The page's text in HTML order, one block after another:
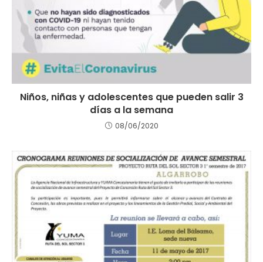
Niños, niñas y adolescentes que pueden salir 3
días a la semana
08/06/2020